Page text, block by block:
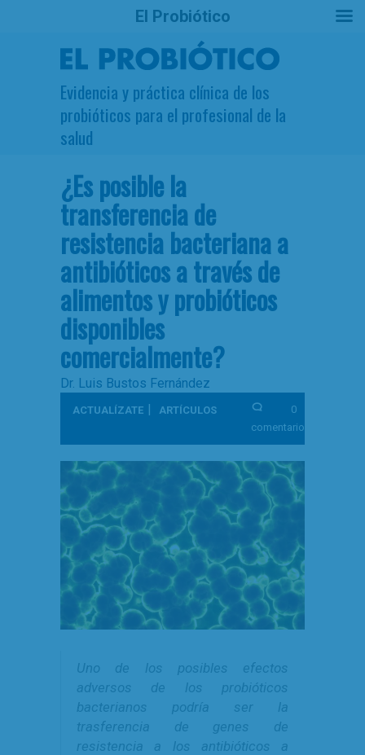
Evidencia y práctica clínica de los
probióticos para el profesional de la
salud
¿Es posible la
transferencia de
resistencia bacteriana a
antibióticos a través de
alimentos y probióticos
disponibles
comercialmente?
Dr. Luis Bustos Fernández
ACTUALÍZATE | ARTÍCULOS
0
comentarios
Uno de los posibles efectos
adversos de los probióticos
bacterianos podría ser la
trasferencia de genes de
resistencia a los antibióticos a
El Probiótico